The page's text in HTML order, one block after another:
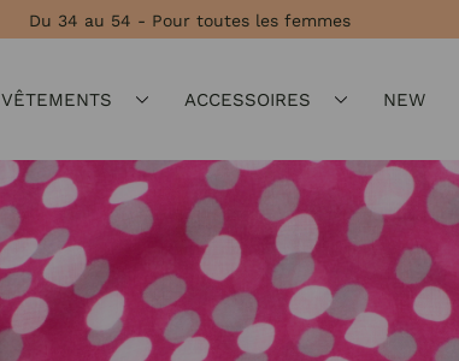
Du 34 au 54 - Pour toutes les femmes
VÊTEMENTS ACCESSOIRES NEW